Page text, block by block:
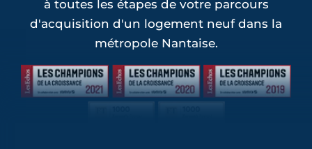
à toutes les étapes de votre parcours
d'acquisition d'un logement neuf dans la
métropole Nantaise.